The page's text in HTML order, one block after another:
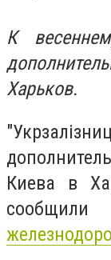
К
Харьков.
Киева в